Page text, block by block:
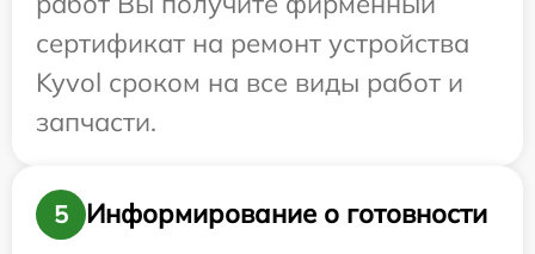
сертификат на ремонт устройства
Kyvol сроком на все виды работ и
запчасти.
5
Информирование о готовности